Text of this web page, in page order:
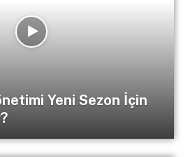
Yeni Sezon İçin